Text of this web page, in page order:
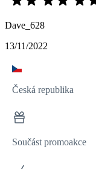
Dave_628
13/11/2022
Česká republika
Součást promoakce